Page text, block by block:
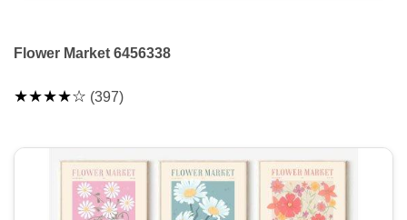
Flower Market 6456338
★★★★☆ (397)